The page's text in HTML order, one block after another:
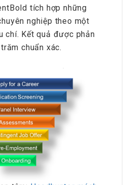
tích hợp những
nghiệp theo một
chí. Kết quả được phản
chuẩn xác.